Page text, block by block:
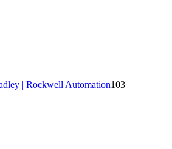
| Rockwell Automation103